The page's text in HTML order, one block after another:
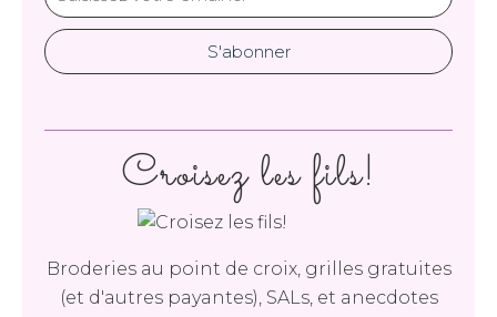
Croisez les fils!
Broderies au point de croix, grilles gratuites
(et d'autres payantes), SALs, et anecdotes